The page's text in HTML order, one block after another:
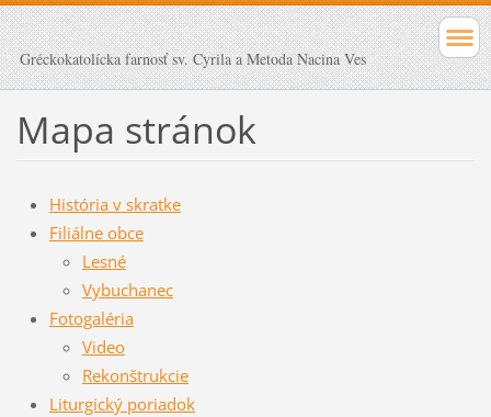
Gréckokatolícka farnosť sv. Cyrila a Metoda Nacina Ves
Mapa stránok
História v skratke
Filiálne obce
Lesné
Vybuchanec
Fotogaléria
Video
Rekonštrukcie
Liturgický poriadok